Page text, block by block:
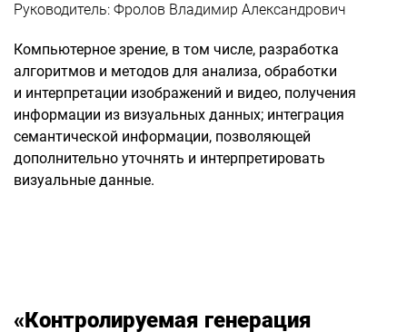
Руководитель: Фролов Владимир Александрович
Компьютерное зрение, в том числе, разработка
алгоритмов и методов для анализа, обработки
и интерпретации изображений и видео, получения
информации из визуальных данных; интеграция
семантической информации, позволяющей
дополнительно уточнять и интерпретировать
визуальные данные.
«Контролируемая генерация